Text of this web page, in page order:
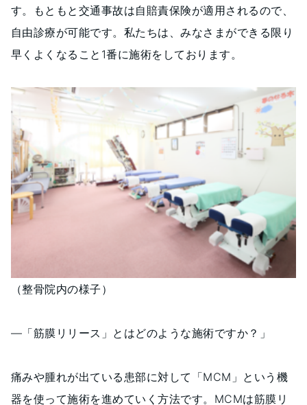
す。もともと交通事故は自賠責保険が適用されるので、
自由診療が可能です。私たちは、みなさまができる限り
早くよくなること1番に施術をしております。
（整骨院内の様子）
―「筋膜リリース」とはどのような施術ですか？」
痛みや腫れが出ている患部に対して「MCM」という機
器を使って施術を進めていく方法です。MCMは筋膜リ